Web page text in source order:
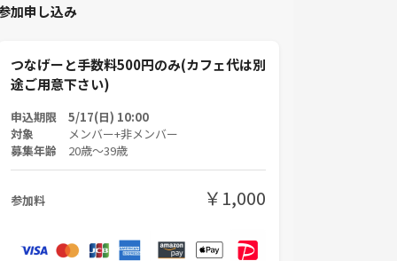
加申し込み
つなげーと手数料500円のみ(カフェ代は別
途ご用意下さい)
申込期限 5/17(日) 10:00
対象 メンバー+非メンバー
募集年齢 20歳〜39歳
参加料 ￥1,000